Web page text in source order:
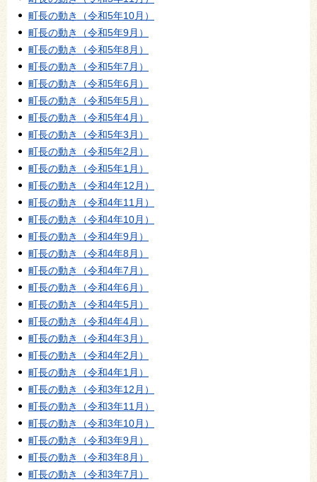
町長の動き（令和5年10月）
町長の動き（令和5年9月）
町長の動き（令和5年8月）
町長の動き（令和5年7月）
町長の動き（令和5年6月）
町長の動き（令和5年5月）
町長の動き（令和5年4月）
町長の動き（令和5年3月）
町長の動き（令和5年2月）
町長の動き（令和5年1月）
町長の動き（令和4年12月）
町長の動き（令和4年11月）
町長の動き（令和4年10月）
町長の動き（令和4年9月）
町長の動き（令和4年8月）
町長の動き（令和4年7月）
町長の動き（令和4年6月）
町長の動き（令和4年5月）
町長の動き（令和4年4月）
町長の動き（令和4年3月）
町長の動き（令和4年2月）
町長の動き（令和4年1月）
町長の動き（令和3年12月）
町長の動き（令和3年11月）
町長の動き（令和3年10月）
町長の動き（令和3年9月）
町長の動き（令和3年8月）
町長の動き（令和3年7月）